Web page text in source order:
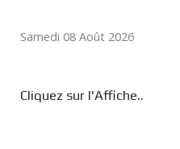
Samedi 08 Août 2026
Cliquez sur l'Affiche..